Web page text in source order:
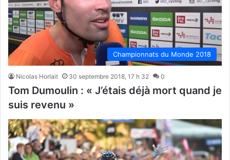
Championnats du Monde 2018
Nicolas Horlait 30 septembre 2018, 17 h 32 0
Tom Dumoulin : « J’étais déjà mort quand je
suis revenu »